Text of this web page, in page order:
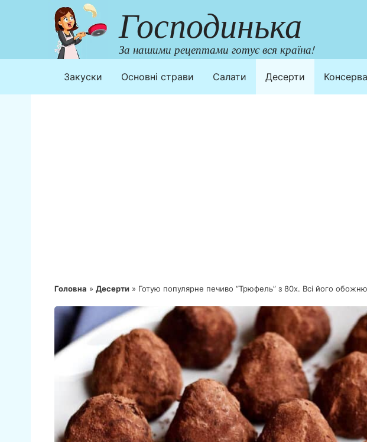
Господинька
За нашими рецептами готує вся країна!
Закуски Основні страви Салати Десерти
Головна » Десерти » Готую популярне печиво “Трюфель” з 80х. Всі його